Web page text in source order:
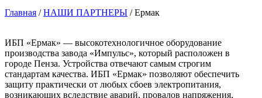
Главная / НАШИ ПАРТНЕРЫ / Ермак
ИБП «Ермак» — высокотехнологичное оборудование
производства завода «Импульс», который расположен в
городе Пенза. Устройства отвечают самым строгим
стандартам качества. ИБП «Ермак» позволяют обеспечить
защиту практически от любых сбоев электропитания,
возникающих вследствие аварий, провалов напряжения,